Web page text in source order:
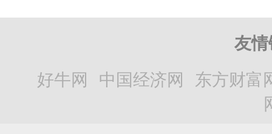
友
好牛网 中国经济网 东方财富